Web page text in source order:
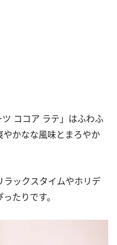
ツ ココア ラテ」はふわふ
かなな風味とまろやか
ラックスタイムやホリデ
たりです。